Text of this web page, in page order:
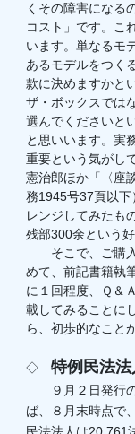
くその障害になる
コスト」です。こ
います。単なるモ
あるモデルをつく
款に決めますかと
ザ・ボックスでは
選んでくださいと
と思いいます。実
重要という気がし
憲治郎ほか「〈座
務1945号37頁以下
レンジしてみたも
残部300余という好
そこで、ご購入
めて、前記書籍執
に１回程度、Ｑ＆
載してみることに
ら、初歩的なこと
◇ 特例民法
９月２日発行の
ば、８月末時点で